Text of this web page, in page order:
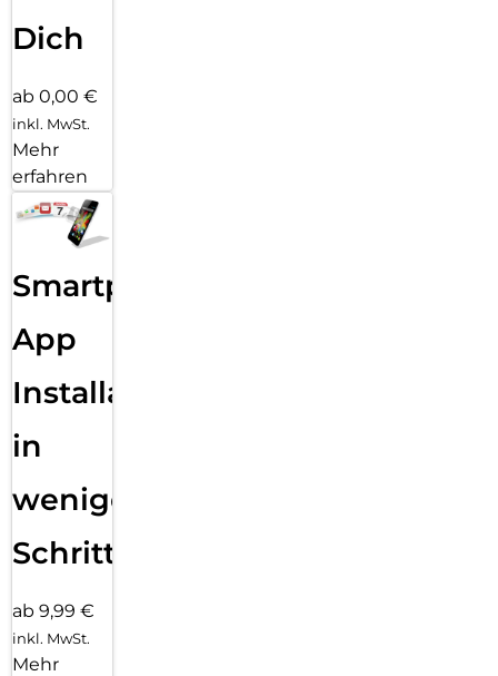
Dich
ab 0,00 €
inkl. MwSt.
Mehr
erfahren
Smartphone
App
Installation
in
wenigen
Schritten
ab 9,99 €
inkl. MwSt.
Mehr